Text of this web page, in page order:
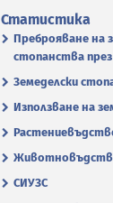
Статистика
Преброяване на
стопанства през
Земеделски
Използване на
СИУЗС